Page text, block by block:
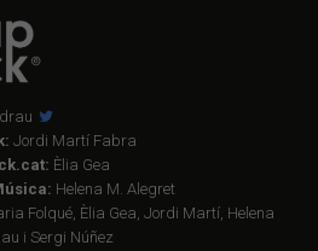
Jordi Martí Fabra
Èlia Gea
Helena M. Alegret
Folqué, Èlia Gea, Jordi Martí, Helena
i Sergi Núñez